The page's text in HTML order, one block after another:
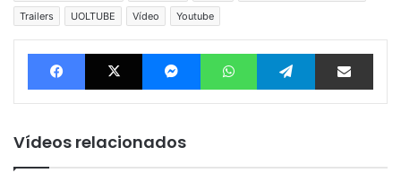
Trailers
UOLTUBE Vídeo Youtube
FacebookX MessengerWhatsAppTelegram Compartilhar via e-mail
Vídeos relacionados